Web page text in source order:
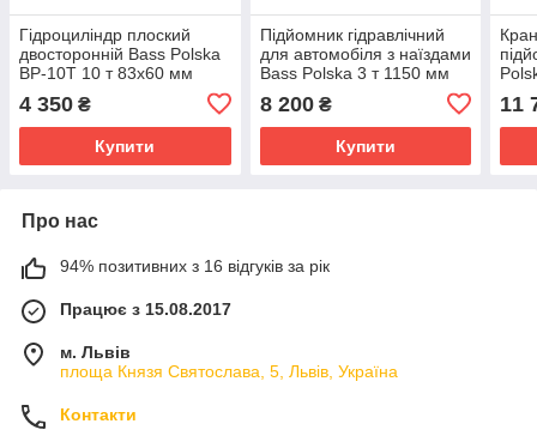
Гідроциліндр плоский
двосторонній Bass Polska
BP-10T 10 т 83x60 мм
4 350 ₴
Купити
Підйомник гідравлічний
для автомобіля з наїздами
Bass Polska 3 т 1150 мм
8 200₴
Купити
11
Про нас
94% позитивних з 16 відгуків за рік
Працює з 15.08.2017
м. Львів
площа Князя Святослава, 5, Львів, Україна
Контакти